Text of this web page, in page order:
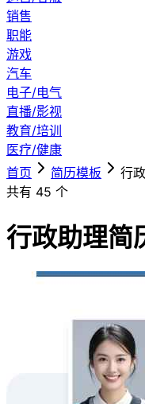
销售
职能
游戏
汽车
电子/电气
直播/影视
教育/培训
医疗/健康
首页
简历模板
行
共有 45 个
行政助理简